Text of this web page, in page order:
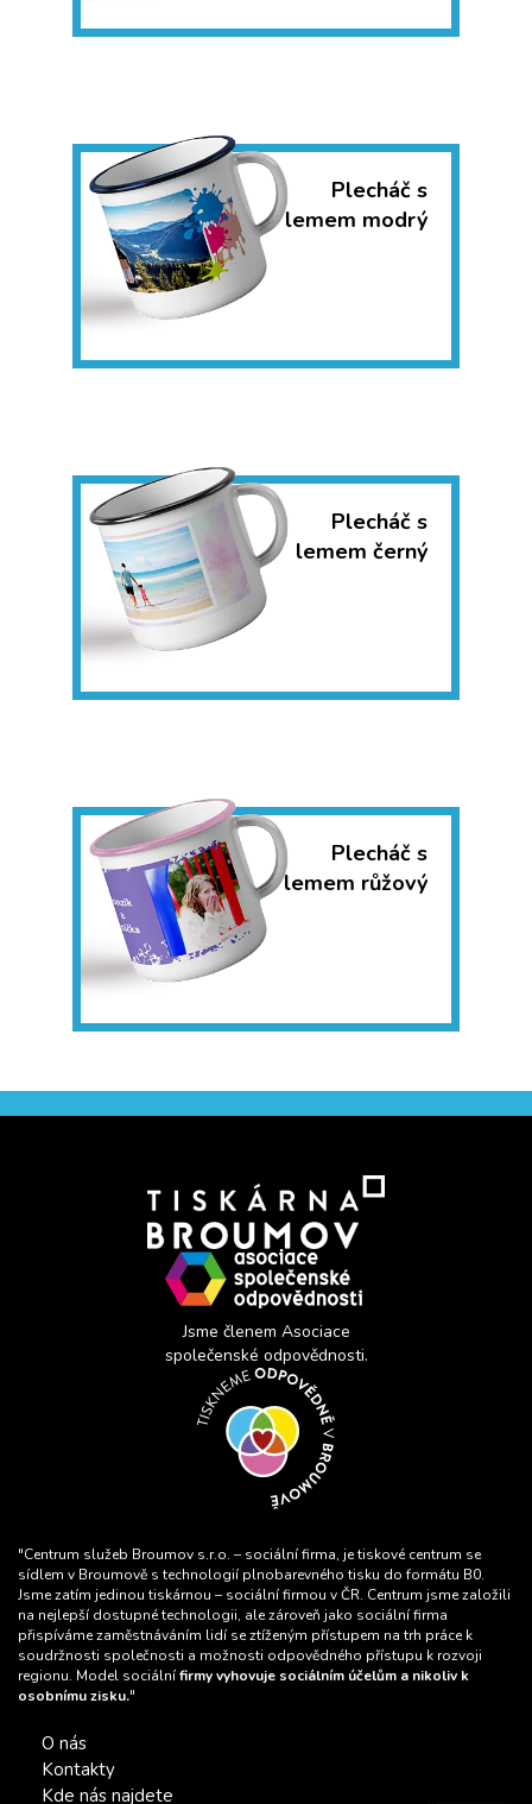
Plecháč s
lemem modrý
Plecháč s
lemem černý
Plecháč s
lemem růžový
Jsme členem Asociace
společenské odpovědnosti.
"Centrum služeb Broumov s.r.o. – sociální firma, je tiskové centrum se
sídlem v Broumově s technologií plnobarevného tisku do formátu B0.
Jsme zatím jedinou tiskárnou – sociální firmou v ČR. Centrum jsme založili
na nejlepší dostupné technologii, ale zároveň jako sociální firma
přispíváme zaměstnáváním lidí se ztíženým přístupem na trh práce k
soudržnosti společnosti a možnosti odpovědného přístupu k rozvoji
regionu. Model sociálnífirmy vyhovuje sociálním účelům a nikoliv k
osobnímu zisku."
O nás
Kontakty
Kde nás najdete